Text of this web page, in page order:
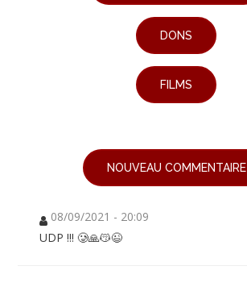
DONS
FILMS
NOUVEAU COMMENTAIRE
08/09/2021 - 20:09
UDP !!! 🥲🙏😽😉